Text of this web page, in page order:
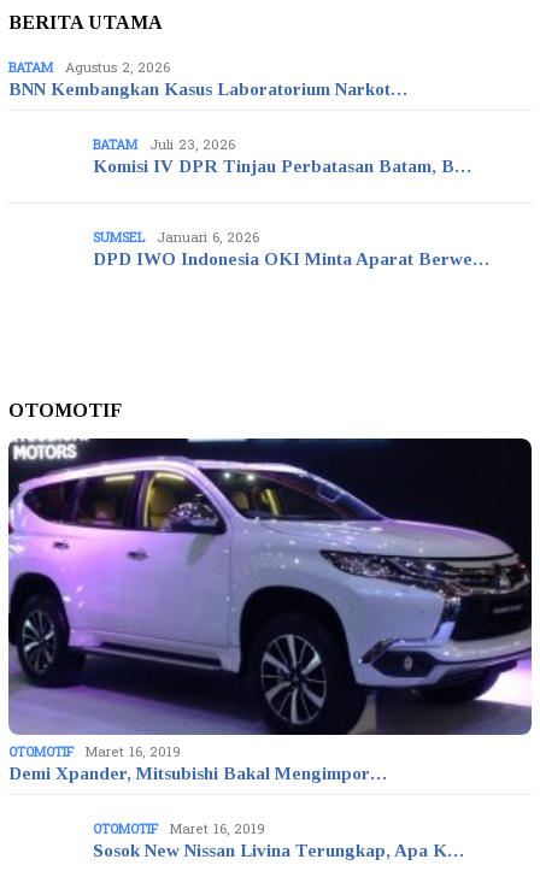
BERITA UTAMA
BATAM Agustus 2, 2026
BNN Kembangkan Kasus Laboratorium Narkot…
BATAM Juli 23, 2026
Komisi IV DPR Tinjau Perbatasan Batam, B…
SUMSEL Januari 6, 2026
DPD IWO Indonesia OKI Minta Aparat Berwe…
OTOMOTIF
OTOMOTIF Maret 16, 2019
Demi Xpander, Mitsubishi Bakal Mengimpor…
OTOMOTIF Maret 16, 2019
Sosok New Nissan Livina Terungkap, Apa K…